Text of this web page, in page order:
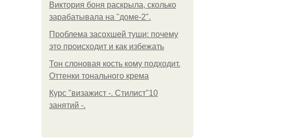
Виктория боня раскрыла, сколько
зарабатывала на "доме-2".
Проблема засохшей туши: почему
это происходит и как избежать
Тон слоновая кость кому подходит.
Оттенки тонального крема
Курс "визажист -. Стилист"10
занятий -.